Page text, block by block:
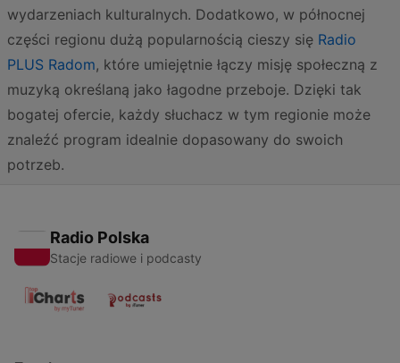
wydarzeniach kulturalnych. Dodatkowo, w północnej
części regionu dużą popularnością cieszy się Radio
PLUS Radom, które umiejętnie łączy misję społeczną z
muzyką określaną jako łagodne przeboje. Dzięki tak
bogatej ofercie, każdy słuchacz w tym regionie może
znaleźć program idealnie dopasowany do swoich
potrzeb.
Radio Polska
Stacje radiowe i podcasty